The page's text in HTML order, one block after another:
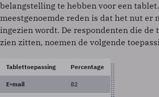
belangstelling te hebben voor een tablet.
meestgenoemde reden is dat het nut er
ingezien wordt. De respondenten die de
zien zitten, noemen de volgende
Tablettoepassing Percentage
E-mail 82